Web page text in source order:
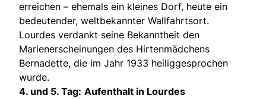
erreichen – ehemals ein kleines Dorf, heute ein
bedeutender, weltbekannter Wallfahrtsort.
Lourdes verdankt seine Bekanntheit den
Marienerscheinungen des Hirtenmädchens
Bernadette, die im Jahr 1933 heiliggesprochen
wurde.
4. und 5. Tag: Aufenthalt in Lourdes